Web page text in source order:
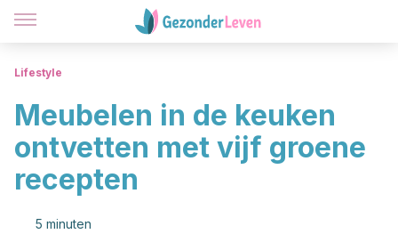
Lifestyle
Meubelen in de keuken
ontvetten met vijf groene
recepten
5 minuten